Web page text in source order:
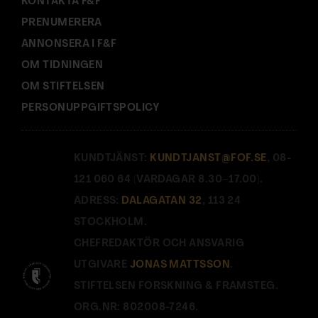
PRENUMERERA
ANNONSERA I F&F
OM TIDNINGEN
OM STIFTELSEN
PERSONUPPGIFTSPOLICY
KUNDTJÄNST: KUNDTJANST@FOF.SE , 08-
121 060 64 (VARDAGAR 8.30–17.00).
ADRESS: DALAGATAN 32 , 113 24
STOCKHOLM.
CHEFREDAKTÖR OCH ANSVARIG
UTGIVARE JONAS MATTSSON.
STIFTELSEN FORSKNING & FRAMSTEG.
ORG.NR: 802008-7246.